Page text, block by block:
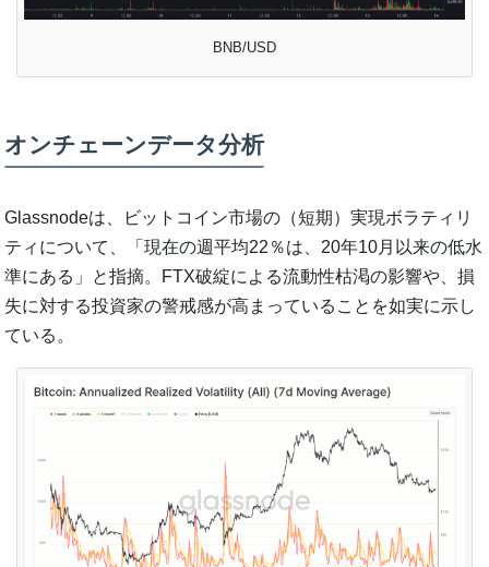
BNB/USD
オンチェーンデータ分析
Glassnodeは、ビットコイン市場の（短期）実現ボラティリ
ティについて、「現在の週平均22％は、20年10月以来の低水
準にある」と指摘。FTX破綻による流動性枯渇の影響や、損
失に対する投資家の警戒感が高まっていることを如実に示し
ている。